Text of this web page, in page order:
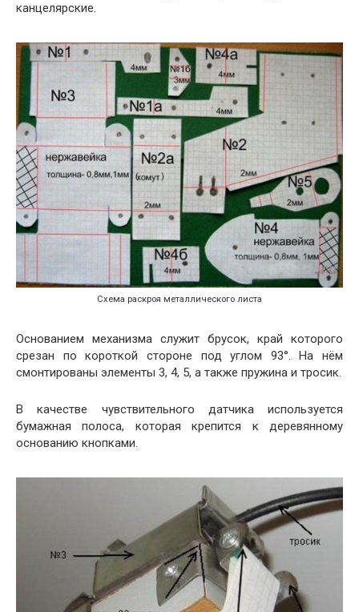
канцелярские.
Схема раскроя металлического листа
Основанием механизма служит брусок, край которого
срезан по короткой стороне под углом 93°. На нём
смонтированы элементы 3, 4, 5, а также пружина и тросик.
В качестве чувствительного датчика используется
бумажная полоса, которая крепится к деревянному
основанию кнопками.